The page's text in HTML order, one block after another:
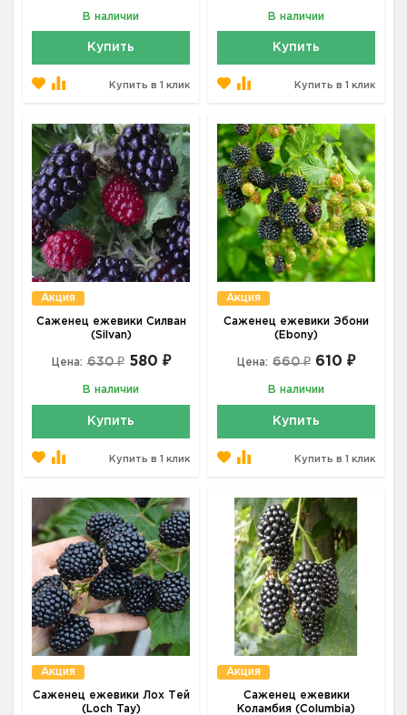
В наличии
Купить
Купить в 1 клик
В наличии
Купить
Купить в 1 клик
Акция
Саженец ежевики Силван
(Silvan)
Цена: 630 ₽ 580 ₽
В наличии
Купить
Купить в 1 клик
Акция
Саженец ежевики Эбони
(Ebony)
Цена: 660 ₽ 610 ₽
В наличии
Купить
Купить в 1 клик
Акция
Саженец ежевики Лох Тей
(Loch Tay)
Акция
Саженец ежевики
Коламбия (Columbia)